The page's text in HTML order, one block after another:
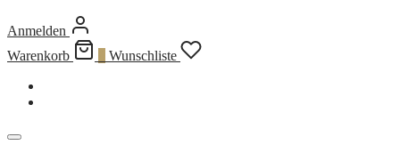
Anmelden
Warenkorb
Wunschliste